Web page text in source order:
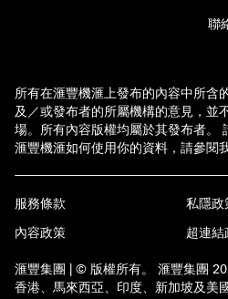
聯
所有在滙豐機滙上發布的內容中所含
及／或發布者的所屬機構的意見，並
場。所有內容版權均屬於其發布者。
滙豐機滙如何使用你的資料，請參閱
服務條款
私隱政
內容政策
超連結
滙豐集團 | © 版權所有。 滙豐集團
香港、馬來西亞、印度、新加坡及美